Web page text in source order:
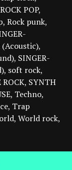
POP
Rock punk
(Acoustic)
SINGER-
soft rock
SYNTH
Techno
Trap
World rock